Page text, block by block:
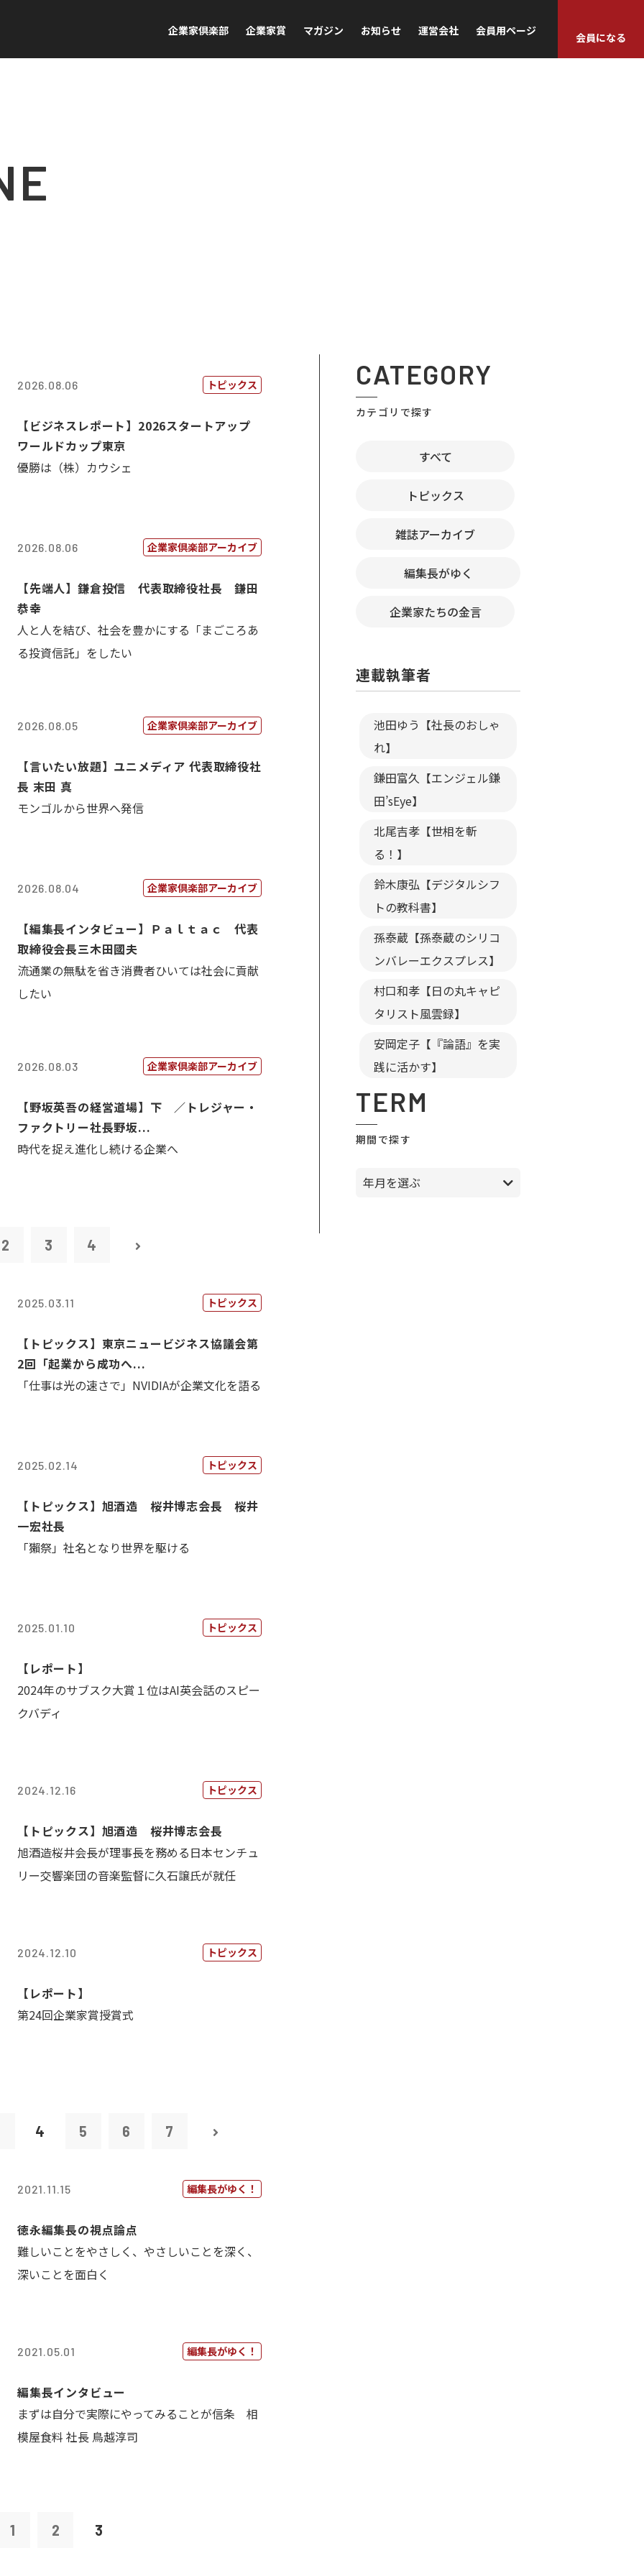
企業家倶楽部 企業家賞 マガジン お知らせ 運営会社 会員用ページ
会員になる
2026.08.06 トピックス
【ビジネスレポート】2026スタートアップ
ワールドカップ東京
優勝は（株）カウシェ
2026.08.06 企業家倶楽部アーカイブ
【先端人】鎌倉投信 代表取締役社長 鎌田
恭幸
人と人を結び、社会を豊かにする「まごころあ
る投資信託」をしたい
2026.08.05 企業家倶楽部アーカイブ
【言いたい放題】ユニメディア 代表取締役社
長 末田 真
モンゴルから世界へ発信
2026.08.04 企業家倶楽部アーカイブ
【編集長インタビュー】Ｐａｌｔａｃ 代表
取締役会長三木田國夫
流通業の無駄を省き消費者ひいては社会に貢献
したい
2026.08.03 企業家倶楽部アーカイブ
【野坂英吾の経営道場】下 ／トレジャー・
ファクトリー社長野坂...
時代を捉え進化し続ける企業へ
2 3 4
2025.03.11 トピックス
【トピックス】東京ニュービジネス協議会第
2回「起業から成功へ...
「仕事は光の速さで」NVIDIAが企業文化を語る
2025.02.14 トピックス
【トピックス】旭酒造 桜井博志会長 桜井
一宏社長
「獺祭」社名となり世界を駆ける
2025.01.10 トピックス
【レポート】
2024年のサブスク大賞１位はAI英会話のスピー
クバディ
2024.12.16 トピックス
【トピックス】旭酒造 桜井博志会長
旭酒造桜井会長が理事長を務める日本センチュ
リー交響楽団の音楽監督に久石譲氏が就任
2024.12.10 トピックス
【レポート】
第24回企業家賞授賞式
4 5 6 7
2021.11.15 編集長がゆく！
徳永編集長の視点論点
難しいことをやさしく、やさしいことを深く、
深いことを面白く
2021.05.01 編集長がゆく！
編集長インタビュー
まずは自分で実際にやってみることが信条 相
模屋食料 社長 鳥越淳司
1 2 3
CATEGORY
カテゴリで探す
すべて
トピックス
雑誌アーカイブ
編集長がゆく
企業家たちの金言
連載執筆者
池田ゆう【社長のおしゃ
れ】
鎌田富久【エンジェル鎌
田’sEye】
北尾吉孝【世相を斬
る！】
鈴木康弘【デジタルシフ
トの教科書】
孫泰蔵【孫泰蔵のシリコ
ンバレーエクスプレス】
村口和孝【日の丸キャピ
タリスト風雲録】
安岡定子【『論語』を実
践に活かす】
TERM
期間で探す
年月を選ぶ